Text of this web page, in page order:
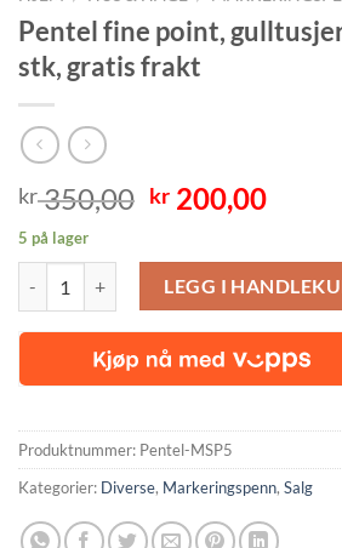
Pentel fine point,
stk, gratis frakt
kr350,00 Opprinnelig
var:
kr 350,00.
kr 200,00
er:
kr
5 på lager
Pentel fine point, gulltusjer MSP5, fem stk,
LEGG I
Produktnummer: Pentel-MSP5
Kategorier: Diverse, Markeringspenn, Salg